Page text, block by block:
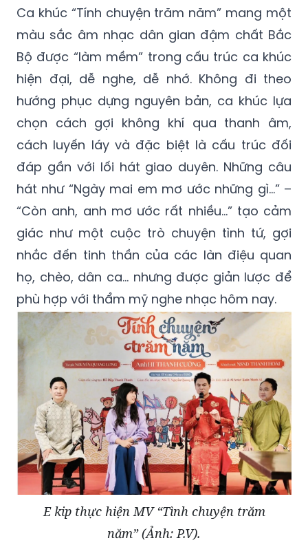
Ca khúc “Tính chuyện trăm năm” mang một
màu sắc âm nhạc dân gian đậm chất Bắc
Bộ được “làm mềm” trong cấu trúc ca khúc
hiện đại, dễ nghe, dễ nhớ. Không đi theo
hướng phục dựng nguyên bản, ca khúc lựa
chọn cách gợi không khí qua thanh âm,
cách luyến láy và đặc biệt là cấu trúc đối
đáp gần với lối hát giao duyên. Những câu
hát như “Ngày mai em mơ ước những gì…” –
“Còn anh, anh mơ ước rất nhiều…” tạo cảm
giác như một cuộc trò chuyện tình tứ, gợi
nhắc đến tinh thần của các làn điệu quan
họ, chèo, dân ca… nhưng được giản lược để
phù hợp với thẩm mỹ nghe nhạc hôm nay.
E kip thực hiện MV “Tình chuyện trăm
năm” (Ảnh: P.V).